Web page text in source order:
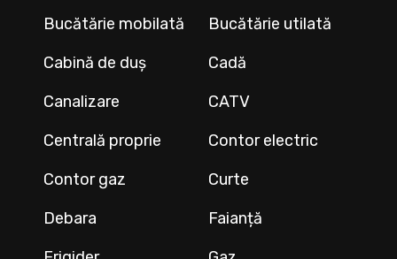
Bucătărie mobilată
Bucătărie utilată
Cabină de duș
Cadă
Canalizare
CATV
Centrală proprie
Contor electric
Contor gaz
Curte
Debara
Faianță